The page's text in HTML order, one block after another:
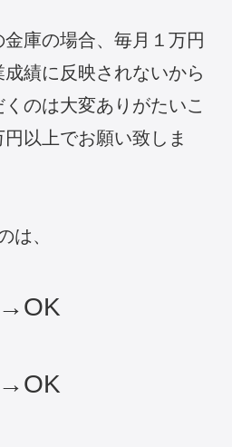
庫の場合、毎月１万円
績に反映されないから
のは大変ありがたいこ
以上でお願い致しま
は、